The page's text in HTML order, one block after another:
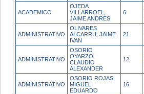
ACADEMICO
OJEDA
VILLARROEL,
JAIME ANDRES
6
ADMINISTRATIVO
OLIVARES
ALCARRU, JAIME
IVAN
21
ADMINISTRATIVO
OSORIO
OYARZO,
CLAUDIO
ALEXANDER
12
ADMINISTRATIVO
OSORIO ROJAS,
MIGUEL
EDUARDO
16